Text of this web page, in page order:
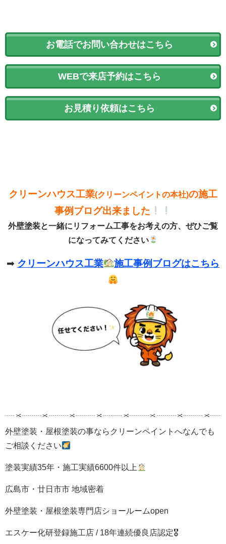
お電話でお問い合わせはこちら
WEBで来店予約はこちら
お見積り依頼はこちら
クリーンハウス工業(クリーンペイントの本社)の施工
事例ブログ出来ました
外壁塗装と一緒にリフォーム工事をお考えの方、ぜひご覧
になってみてください
➡ クリーンハウス工業 施工事例ブログはこちら
外壁塗装・屋根塗装の事ならクリーンペイントへなんでも
ご相談ください
塗装実績35年・施工実績6600件以上
広島市・廿日市市 地域密着
外壁塗装・屋根塗装専門店ショールームopen
エスケー化研登録施工店 / 18年連続優良店認定🎖